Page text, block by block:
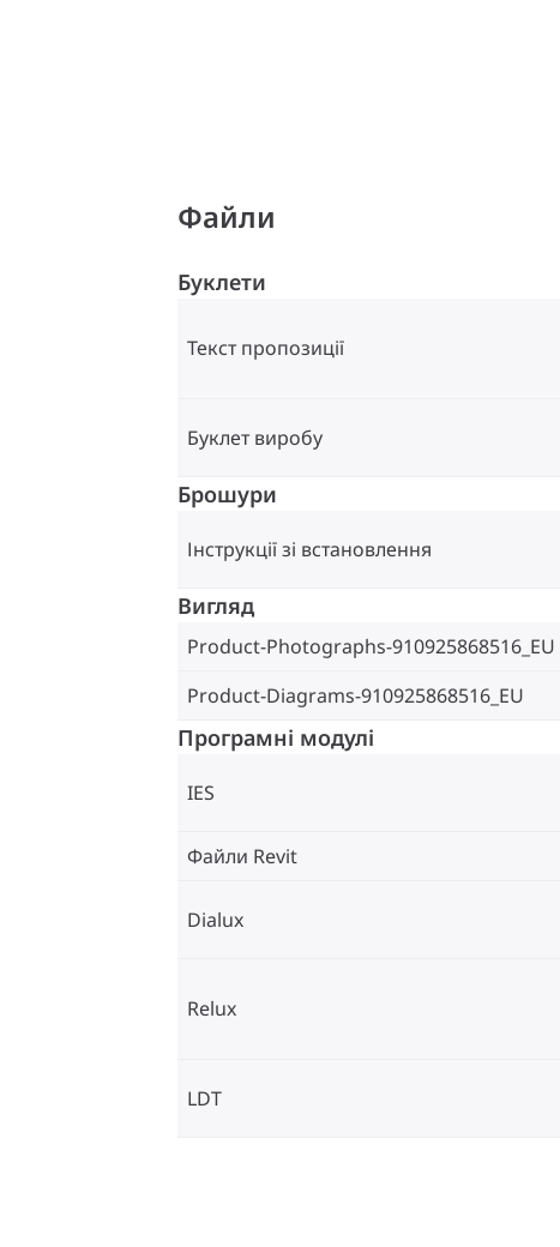
Файли
Буклети
Текст пропозиції
Буклет виробу
Брошури
Інструкції зі встановлення
Вигляд
Product-Photographs-910925868516_EU
Product-Diagrams-910925868516_EU
Програмні модулі
IES
Файли Revit
Dialux
Relux
LDT